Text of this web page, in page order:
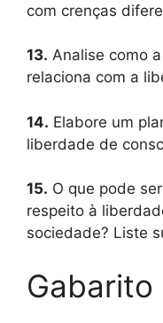
com crenças
13. Analise como
relaciona com a
14. Elabore um
liberdade de
15. O que pode
respeito à
sociedade? Liste
Gabarito